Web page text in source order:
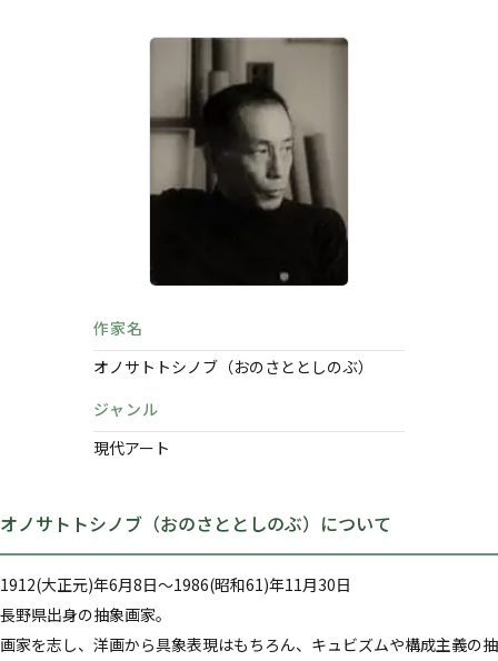
作家名
オノサトトシノブ（おのさととしのぶ）
ジャンル
現代アート
オノサトトシノブ（おのさととしのぶ）について
1912(大正元)年6月8日～1986(昭和61)年11月30日
長野県出身の抽象画家。
画家を志し、洋画から具象表現はもちろん、キュビズムや構成主義の抽